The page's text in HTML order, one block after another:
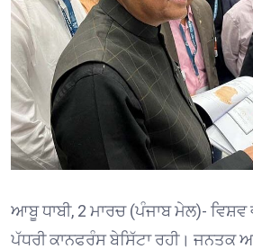
ਆਬੂ ਧਾਬੀ, 2 ਮਾਰਚ (ਪੰਜਾਬ ਮੇਲ)-
ਪੱਧਰੀ ਕਾਨਫਰੰਸ ਬੇਸਿੱਟਾ ਰਹੀ। ਜਨਤਕ